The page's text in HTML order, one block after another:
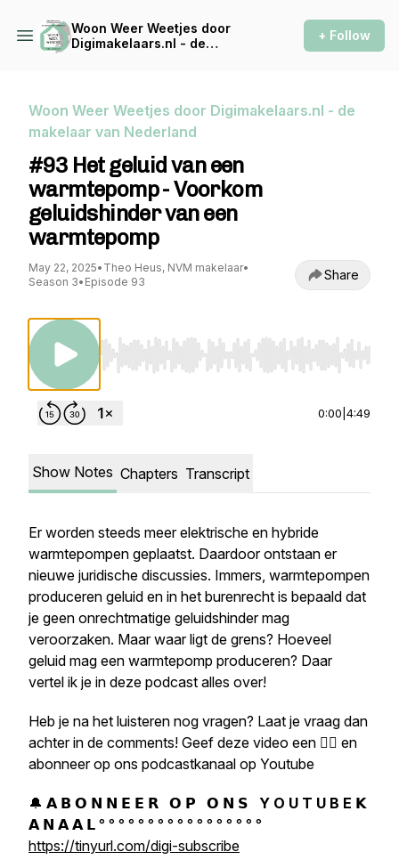
Woon Weer Weetjes door
Digimakelaars.nl - de
+ Follow
Woon Weer Weetjes door Digimakelaars.nl - de
makelaar van Nederland
#93 Het geluid van een
warmtepomp - Voorkom
geluidshinder van een
warmtepomp
May 22, 2025• Theo Heus, NVM makelaar•
Season 3• Episode 93 Share
Use Left/Right to seek, Home/End to jump
0:00 4:49
Show Notes Chapters Transcript
Er worden steeds meer elektrische en hybride
warmtepompen geplaatst. Daardoor ontstaan er
nieuwe juridische discussies. Immers, warmtepompen
produceren geluid en in het burenrecht is bepaald dat
je geen onrechtmatige geluidshinder mag
veroorzaken. Maar waar ligt de grens? Hoeveel
geluid mag een warmtepomp produceren? Daar
vertel ik je in deze podcast alles over!
Heb je na het luisteren nog vragen? Laat je vraag dan
achter in de comments! Geef deze video een 👍🏼 en
abonneer op ons podcastkanaal op Youtube
🔔 𝗔 𝗕 𝗢 𝗡 𝗡 𝗘 𝗘 𝗥 𝗢 𝗣 𝗢 𝗡 𝗦 Y O U T U B E 𝗞
𝗔 𝗡 𝗔 𝗔 𝗟 ° ° ° ° ° ° ° ° ° ° ° ° ° ° ° ° °
https://tinyurl.com/digi-subscribe